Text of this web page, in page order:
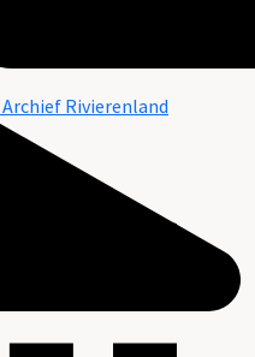
Rivierenland